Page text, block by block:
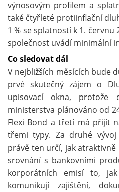
výnosovým profilem a
také čtyřleté protiinflační
1 % se splatností k 1. červnu
společnost uvádí minimální
Co sledovat dál
V nejbližších měsících bude
prvé skutečný zájem o
upisovací okna,
ministerstva plánováno od
Flexi Bond a třetí má přijít
třemi typy. Za druhé
právě ten určí, jak
srovnání s bankovními
korporátních emisí to,
komunikují zajištění,